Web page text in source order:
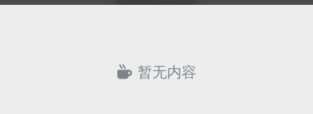
暂无内容